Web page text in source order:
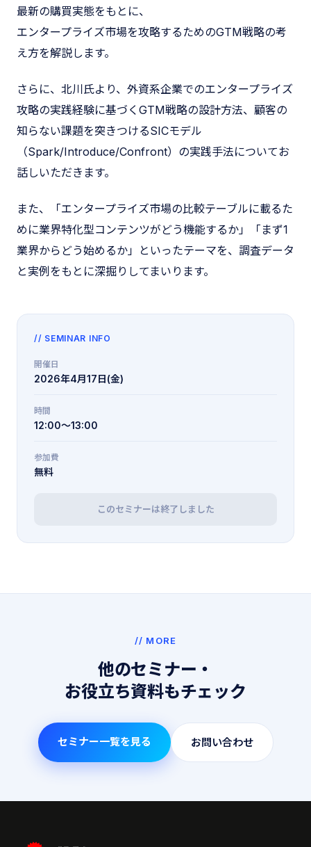
最新の購買実態をもとに、
エンタープライズ市場を攻略するためのGTM戦略の考
え方を解説します。
さらに、北川氏より、外資系企業でのエンタープライズ
攻略の実践経験に基づくGTM戦略の設計方法、顧客の
知らない課題を突きつけるSICモデル
（Spark/Introduce/Confront）の実践手法についてお
話しいただきます。
また、「エンタープライズ市場の比較テーブルに載るた
めに業界特化型コンテンツがどう機能するか」「まず1
業界からどう始めるか」といったテーマを、調査データ
と実例をもとに深掘りしてまいります。
// SEMINAR INFO
開催日
2026年4月17日(金)
時間
12:00〜13:00
参加費
無料
このセミナーは終了しました
// MORE
他のセミナー・
お役立ち資料もチェック
セミナー一覧を見る お問い合わせ